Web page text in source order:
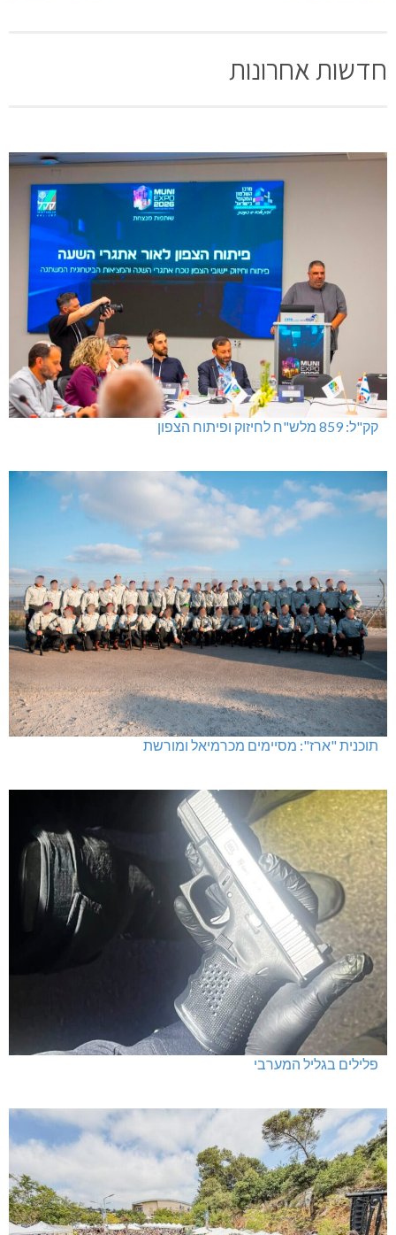
חדשות אחרונות
קק"ל: 859 מלש"ח לחיזוק ופיתוח הצפון
תוכנית "ארז": מסיימים מכרמיאל ומורשת
פלילים בגליל המערבי